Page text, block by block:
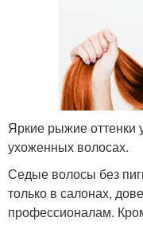
Яркие рыжие оттенки
ухоженных волосах.
Седые волосы без
только в салонах,
профессионалам.